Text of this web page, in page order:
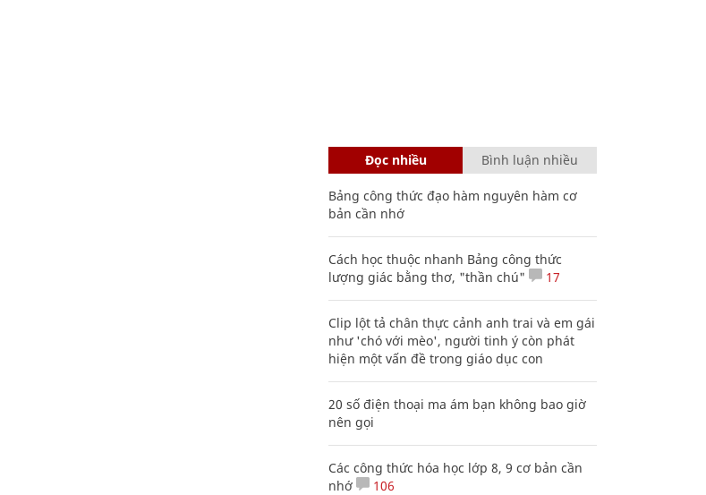
Đọc nhiều Bình luận nhiều
Bảng công thức đạo hàm nguyên hàm cơ
bản cần nhớ
Cách học thuộc nhanh Bảng công thức
lượng giác bằng thơ, "thần chú"
17
Clip lột tả chân thực cảnh anh trai và em gái
như 'chó với mèo', người tinh ý còn phát
hiện một vấn đề trong giáo dục con
20 số điện thoại ma ám bạn không bao giờ
nên gọi
Các công thức hóa học lớp 8, 9 cơ bản cần
nhớ
106